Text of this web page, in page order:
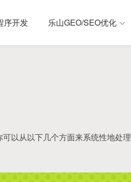
序开发 乐山GEO/SEO优化
以从以下几个方面来系统性地处理